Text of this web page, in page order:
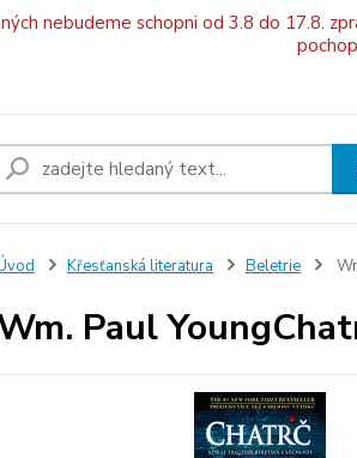
nebudeme schopni od 3.8 do 17.8.
Křesťanská literatura Beletrie
Paul